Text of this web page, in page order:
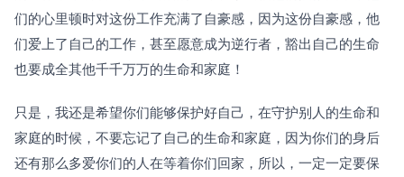
们的心里顿时对这份工作充满了自豪感，因为这份自豪感，他
们爱上了自己的工作，甚至愿意成为逆行者，豁出自己的生命
也要成全其他千千万万的生命和家庭！
只是，我还是希望你们能够保护好自己，在守护别人的生命和
家庭的时候，不要忘记了自己的生命和家庭，因为你们的身后
还有那么多爱你们的人在等着你们回家，所以，一定一定要保